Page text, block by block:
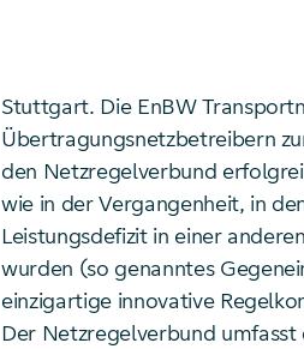
Stuttgart. Die EnBW
Übertragungsnetzbetreibern
den Netzregelverbund
wie in der Vergangenheit, in
Leistungsdefizit in einer
wurden (so genanntes
einzigartige innovative
Der Netzregelverbund